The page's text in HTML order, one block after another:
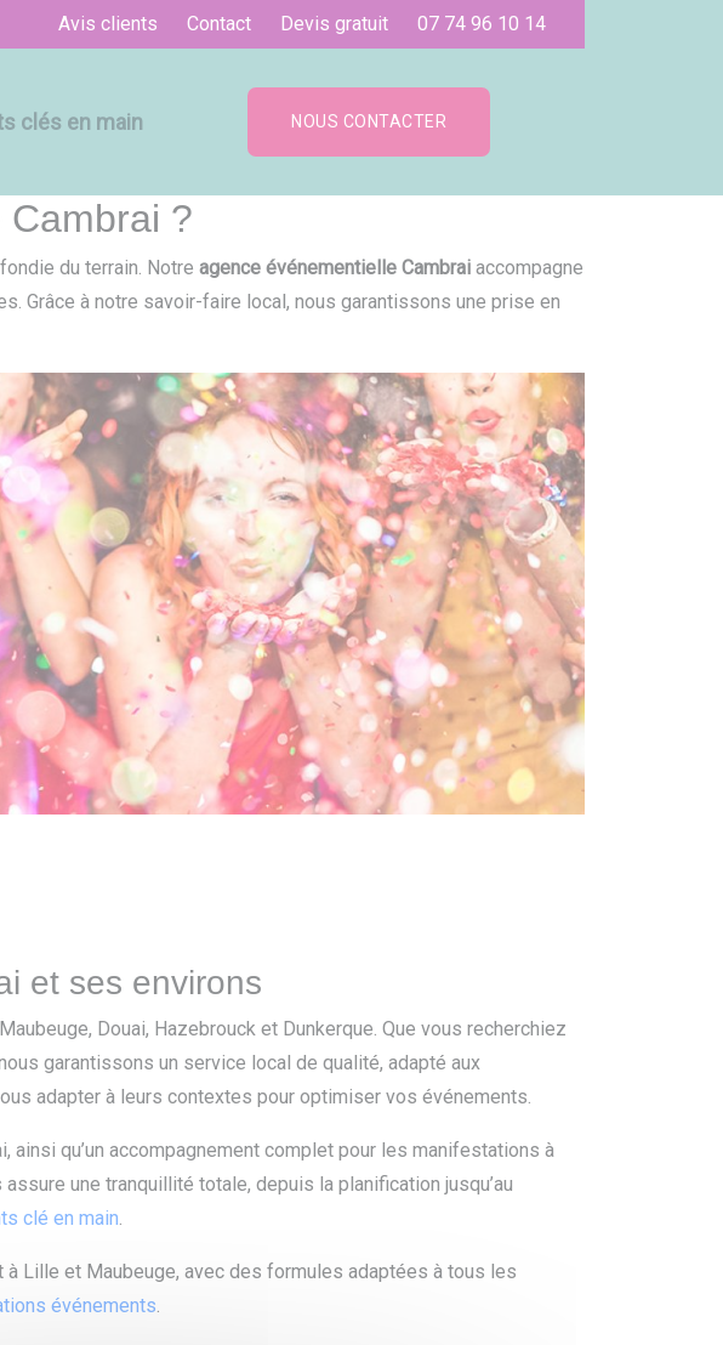
Avis clients Contact Devis gratuit 07 74 96 10 14
clés en main NOUS CONTACTER
?
du terrain. Notre agence événementielle Cambrai accompagne
Grâce à notre savoir-faire local, nous garantissons une prise en
et ses environs
Douai, Hazebrouck et Dunkerque. Que vous recherchiez
garantissons un service local de qualité, adapté aux
adapter à leurs contextes pour optimiser vos événements.
qu’un accompagnement complet pour les manifestations à
assure une tranquillité totale, depuis la planification jusqu’au
clé en main.
Lille et Maubeuge, avec des formules adaptées à tous les
événements.